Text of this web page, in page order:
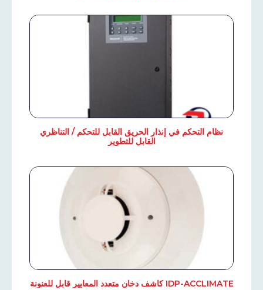
نظام التحكم في إنذار الحريق القابل للتحكم / التناظري
القابل للتطوير
IDP-ACCLIMATE كاشف دخان متعدد المعايير قابل للعنونة